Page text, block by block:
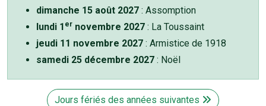
dimanche 15 août 2027 : Assomption
lundi 1 er novembre 2027 : La Toussaint
jeudi 11 novembre 2027 : Armistice de 1918
samedi 25 décembre 2027 : Noël
Jours fériés des années suivantes